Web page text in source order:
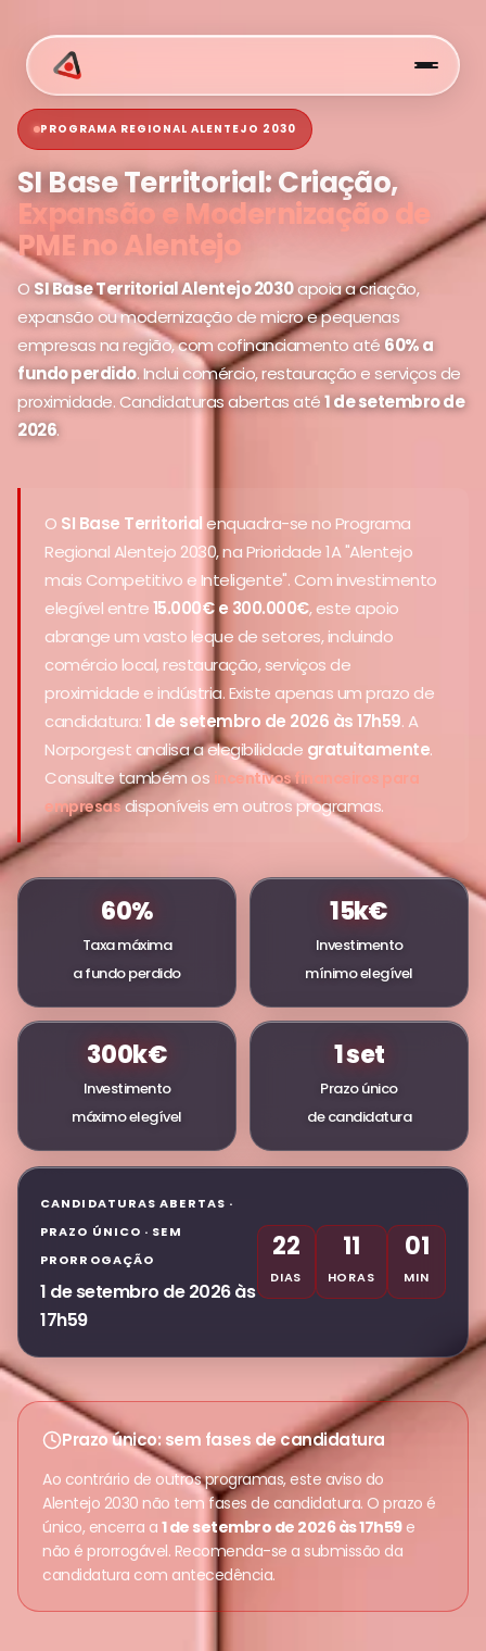
PROGRAMA REGIONAL ALENTEJO 2030
SI Base Territorial: Criação,
Expansão e Modernização de
PME no Alentejo
O SI Base Territorial Alentejo 2030apoia a criação,
expansão ou modernização de micro e pequenas
empresas na região, com cofinanciamento até60% a
fundo perdido. Inclui comércio, restauração e serviços de
proximidade. Candidaturas abertas até1 de setembro de
2026.
O SI Base Territorial enquadra-se no Programa
Regional Alentejo 2030, na Prioridade 1A "Alentejo
mais Competitivo e Inteligente". Com investimento
elegível entre15.000€ e 300.000€, este apoio
abrange um vasto leque de setores, incluindo
comércio local, restauração, serviços de
proximidade e indústria. Existe apenas um prazo de
candidatura:1 de setembro de 2026 às 17h59. A
Norporgest analisa a elegibilidade gratuitamente.
Consulte também os incentivos financeiros para
empresasdisponíveis em outros programas.
60%
Taxa máxima
a fundo perdido
15k€
Investimento
mínimo elegível
300k€
Investimento
máximo elegível
1 set
Prazo único
de candidatura
CANDIDATURAS ABERTAS ·
PRAZO ÚNICO · SEM
PRORROGAÇÃO
1 de setembro de 2026 às
17h59
22
DIAS
11
HORAS
01
MIN
Prazo único: sem fases de candidatura
Ao contrário de outros programas, este aviso do
Alentejo 2030 não tem fases de candidatura. O prazo é
único, encerra a 1 de setembro de 2026 às 17h59e
não é prorrogável. Recomenda-se a submissão da
candidatura com antecedência.